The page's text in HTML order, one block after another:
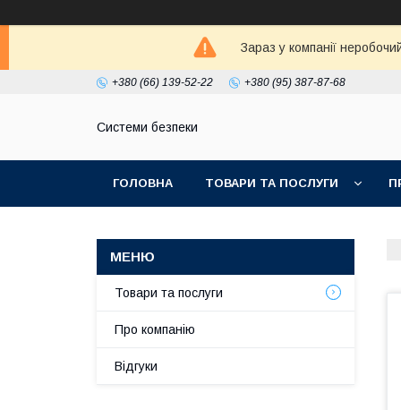
Зараз у компанії
+380 (66) 139-52-22 +380 (95) 387-87-68
Системи безпеки
ГОЛОВНА ТОВАРИ ТА ПОСЛУГИ
Товари та послуги
Про компанію
Відгуки